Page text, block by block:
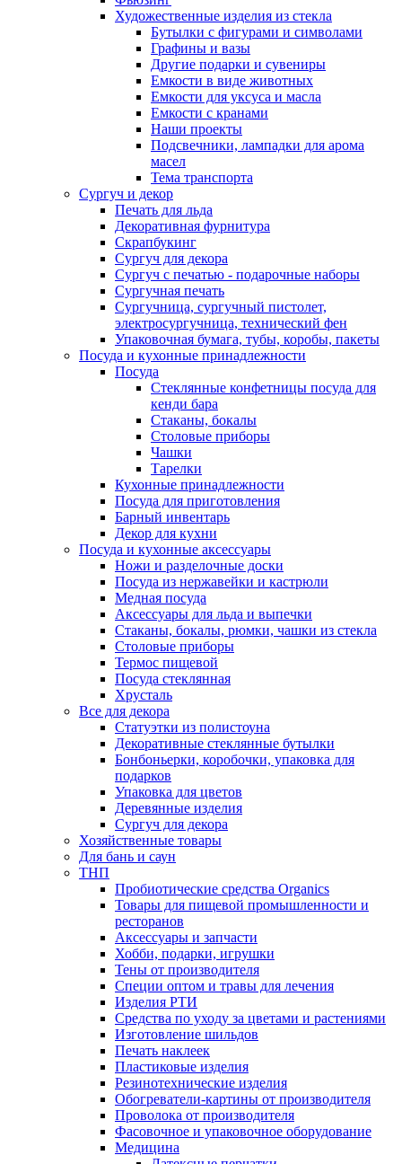
Художественные изделия из стекла
Бутылки с фигурами и символами
Графины и вазы
Другие подарки и сувениры
Емкости в виде животных
Емкости для уксуса и масла
Емкости с кранами
Наши проекты
Подсвечники, лампадки для арома
масел
Тема транспорта
Сургуч и декор
Печать для льда
Декоративная фурнитура
Скрапбукинг
Сургуч для декора
Сургуч с печатью - подарочные наборы
Сургучная печать
Сургучница, сургучный пистолет,
электросургучница, технический фен
Упаковочная бумага, тубы, коробы, пакеты
Посуда и кухонные принадлежности
Посуда
Стеклянные конфетницы посуда для
кенди бара
Стаканы, бокалы
Столовые приборы
Чашки
Тарелки
Кухонные принадлежности
Посуда для приготовления
Барный инвентарь
Декор для кухни
Посуда и кухонные аксессуары
Ножи и разделочные доски
Посуда из нержавейки и кастрюли
Медная посуда
Аксессуары для льда и выпечки
Стаканы, бокалы, рюмки, чашки из стекла
Столовые приборы
Термос пищевой
Посуда стеклянная
Хрусталь
Все для декора
Статуэтки из полистоуна
Декоративные стеклянные бутылки
Бонбоньерки, коробочки, упаковка для
подарков
Упаковка для цветов
Деревянные изделия
Сургуч для декора
Хозяйственные товары
Для бань и саун
ТНП
Пробиотические средства Organics
Товары для пищевой промышленности и
ресторанов
Аксессуары и запчасти
Хобби, подарки, игрушки
Тены от производителя
Специи оптом и травы для лечения
Изделия РТИ
Средства по уходу за цветами и растениями
Изготовление шильдов
Печать наклеек
Пластиковые изделия
Резинотехнические изделия
Обогреватели-картины от производителя
Проволока от производителя
Фасовочное и упаковочное оборудование
Медицина